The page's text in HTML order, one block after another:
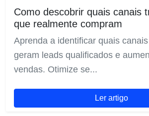
Como descobrir quais canais
que realmente compram
Aprenda a identificar quais
geram leads qualificados e
vendas. Otimize se...
Ler artigo